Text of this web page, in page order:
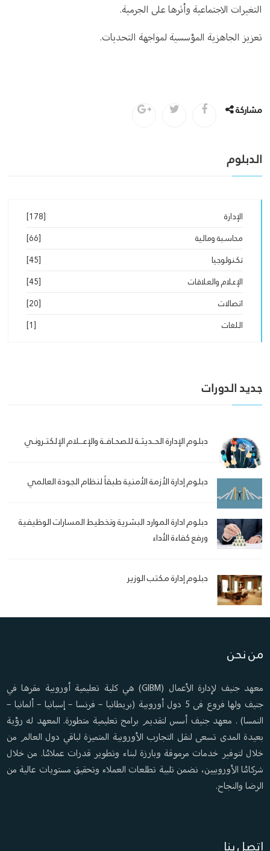
التغيرات الاجتماعية وأثرها على الجرمية.
تعزيز الجاهزية المؤسسية لمواجهة التحديات.
مشاركة
الدبلوم
الإدارة
[178]
محاسبة ومالية
[66]
تكنولوجيا
[45]
الإعلام والعلاقات
[45]
اتصالات
[20]
اللغات
[1]
جديد الدورات
دبلوم الإدارة الحـديثـة للصحـافـة والإعــلام الإلكتـرونـي
دبلوم إدارة الأزمة الأمنية طبقاً لنظام الجودة العالمي
دبلوم ادارة الموارد البشرية وتخطيط المسارات الوظيفية
ورفع كفاءة الأداء
دبلوم إدارة مكتب الوزير
من نحن
معهد جنيف لإدارة الأعمال (GIBM) هي كلية تعليمية أوروبية مقرها في
جنيف ولها فروع فى 5 دول أوروبية (بريطانيا – فرنسا – إسبانيا – ألمانيا –
النمسا) . معهد جنيف أسس لتقديم برامج تعليمية متطورة. المعهد له رؤية
بعيدة المدى تسعى لنقل التجارب الأوروبية المتميزة لباقي دول العالم من
خلال لتوفير خدمات مرموقة وبارزة لبناء وتطوير قدرات عملائنا. من خلال
شركائنا الأوروبيين، نضمن تلبية تطلعات العملاء وتحقيق مستويات عالية من
الرضا والنجاح.
اتصل بنا